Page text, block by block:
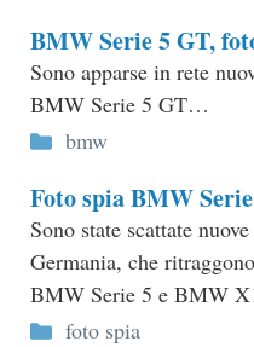
BMW Serie 5 GT,
Sono apparse in rete
BMW Serie 5 GT…
Categorie
bmw
Foto spia BMW
Sono state scattate
Germania, che
BMW Serie 5 e BMW
Categorie
foto spia